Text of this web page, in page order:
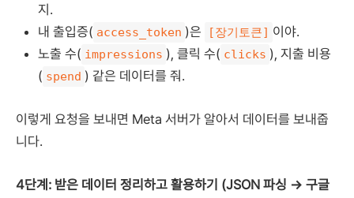
지.
내 출입증( access_token )은 [장기토큰] 이야.
노출 수( impressions ), 클릭 수( clicks ), 지출 비용
( spend ) 같은 데이터를 줘.
이렇게 요청을 보내면 Meta 서버가 알아서 데이터를 보내줍
니다.
4단계: 받은 데이터 정리하고 활용하기 (JSON 파싱 → 구글